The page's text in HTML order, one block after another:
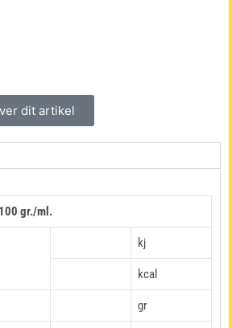
dit artikel
gr./ml.
kj
kcal
gr